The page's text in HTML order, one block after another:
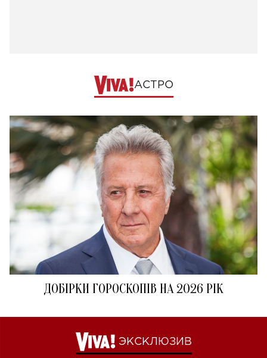
АСТРО
ДОБІРКИ ГОРОСКОПІВ НА 2026 РІК
ЭКСКЛЮЗИВ